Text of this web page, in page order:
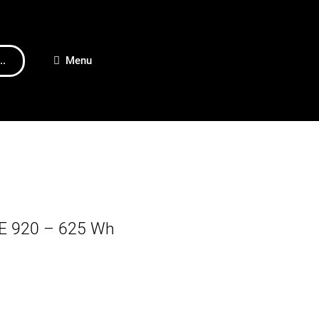
Menu
920 – 625 Wh